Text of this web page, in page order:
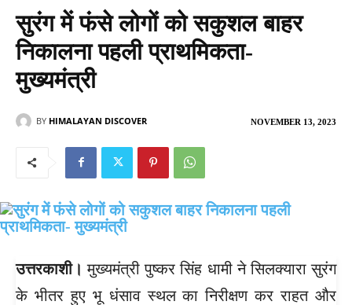
सुरंग में फंसे लोगों को सकुशल बाहर
निकालना पहली प्राथमिकता-
मुख्यमंत्री
NOVEMBER 13, 2023
BY HIMALAYAN DISCOVER
उत्तरकाशी। मुख्यमंत्री पुष्कर सिंह धामी ने सिलक्यारा सुरंग
के भीतर हुए भू धंसाव स्थल का निरीक्षण कर राहत और